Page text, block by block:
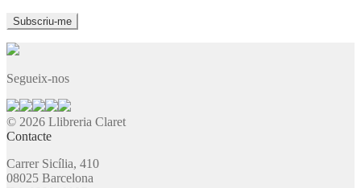
Segueix-nos
© 2026 Llibreria Claret
Contacte
Carrer Sicília, 410
08025 Barcelona